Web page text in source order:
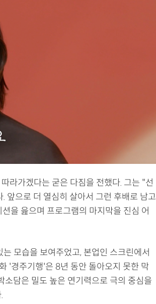
라가겠다는 굳은 다짐을 전했다. 그는 "선
앞으로 더 열심히 살아서 그런 후배로 남고
을 읊으며 프로그램의 마지막을 진심 어
모습을 보여주었고, 본업인 스크린에서
'경주기행'은 8년 동안 돌아오지 못한 막
담은 밀도 높은 연기력으로 극의 중심을